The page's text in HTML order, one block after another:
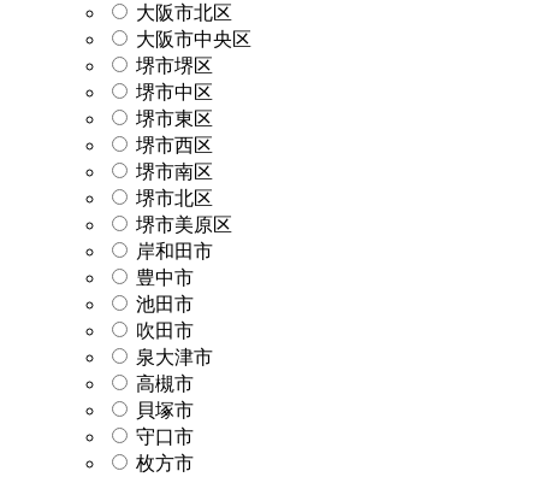
大阪市北区
大阪市中央区
堺市堺区
堺市中区
堺市東区
堺市西区
堺市南区
堺市北区
堺市美原区
岸和田市
豊中市
池田市
吹田市
泉大津市
高槻市
貝塚市
守口市
枚方市